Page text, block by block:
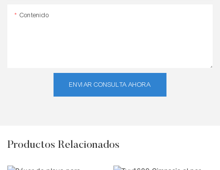
Contenido
ENVIAR CONSULTA AHORA
Productos Relacionados